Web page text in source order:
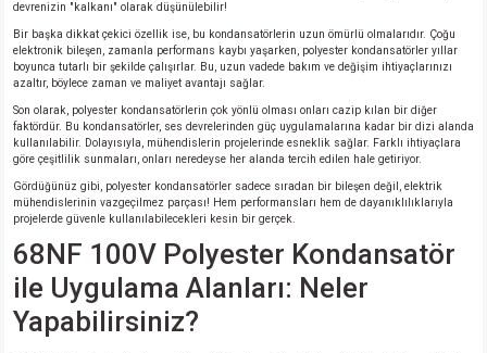
devrenizin "kalkanı" olarak düşünülebilir!
Bir başka dikkat çekici özellik ise, bu kondansatörlerin uzun ömürlü olmalarıdır. Çoğu
elektronik bileşen, zamanla performans kaybı yaşarken, polyester kondansatörler yıllar
boyunca tutarlı bir şekilde çalışırlar. Bu, uzun vadede bakım ve değişim ihtiyaçlarınızı
azaltır, böylece zaman ve maliyet avantajı sağlar.
Son olarak, polyester kondansatörlerin çok yönlü olması onları cazip kılan bir diğer
faktördür. Bu kondansatörler, ses devrelerinden güç uygulamalarına kadar bir dizi alanda
kullanılabilir. Dolayısıyla, mühendislerin projelerinde esneklik sağlar. Farklı ihtiyaçlara
göre çeşitlilik sunmaları, onları neredeyse her alanda tercih edilen hale getiriyor.
Gördüğünüz gibi, polyester kondansatörler sadece sıradan bir bileşen değil, elektrik
mühendislerinin vazgeçilmez parçası! Hem performansları hem de dayanıklılıklarıyla
projelerde güvenle kullanılabilecekleri kesin bir gerçek.
68NF 100V Polyester Kondansatör
ile Uygulama Alanları: Neler
Yapabilirsiniz?